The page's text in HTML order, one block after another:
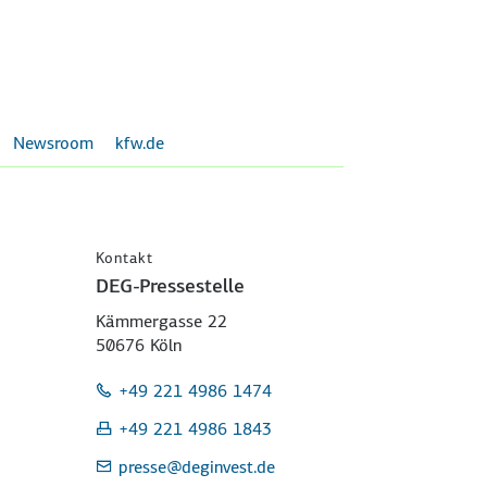
Newsroom kfw.de
Kontakt
DEG-Pressestelle
Kämmergasse 22
50676 Köln
+49 221 4986 1474
+49 221 4986 1843
presse@deginvest.de